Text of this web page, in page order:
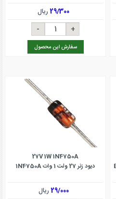
29/300ریال
سفارش این محصول
27V 1W 1N4750A
دیود زنر 27 ولت 1 وات 1N4750A
29/000ریال